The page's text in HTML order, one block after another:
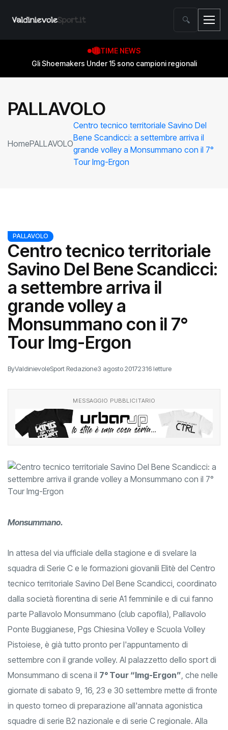
🔍
ULTIME NEWS
Gli Shoemakers Under 15 sono campioni regionali
PALLAVOLO
HomePALLAVOLO
Centro tecnico territoriale Savino Del
Bene Scandicci: a settembre arriva il
grande volley a Monsummano con il 7°
Tour Img-Ergon
PALLAVOLO
Centro tecnico territoriale
Savino Del Bene Scandicci:
a settembre arriva il
grande volley a
Monsummano con il 7°
Tour Img-Ergon
ByValdinievoleSport Redazione3 agosto 20172316 letture
MESSAGGIO PUBBLICITARIO
Monsummano.
In attesa del via ufficiale della stagione e di svelare la
squadra di Serie C e le formazioni giovanili Elitè del Centro
tecnico territoriale Savino Del Bene Scandicci, coordinato
dalla società fiorentina di serie A1 femminile e di cui fanno
parte Pallavolo Monsummano (club capofila), Pallavolo
Ponte Buggianese, Pgs Chiesina Volley e Scuola Volley
Pistoiese, è già tutto pronto per l'appuntamento di
settembre con il grande volley. Al palazzetto dello sport di
Monsummano di scena il 7° Tour “Img-Ergon” , che nelle
giornate di sabato 9, 16, 23 e 30 settembre mette di fronte
in questo torneo di preparazione all'annata agonistica
squadre di serie B2 nazionale e di serie C regionale. Alla